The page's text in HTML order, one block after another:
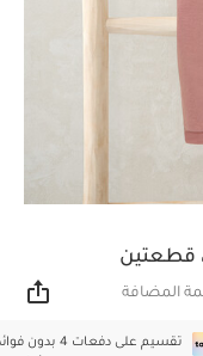
قطعتين
المضافة
تقسيم على دفعات 4 بدون